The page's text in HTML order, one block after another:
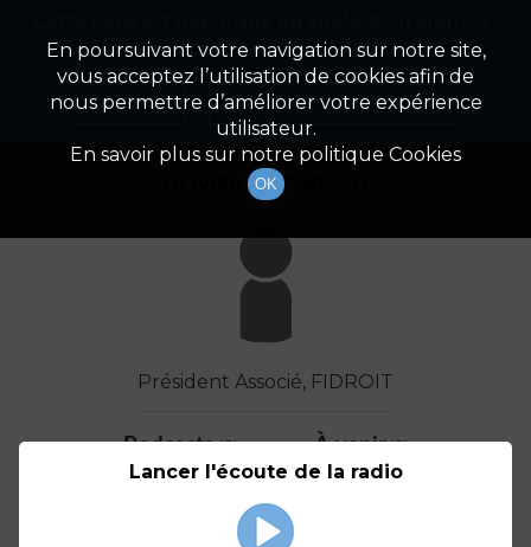
Détail De L'invité(e)
OLIVIER ROZENFELD
Président Associé, FIDROIT
Podcasts À venir
En poursuivant votre navigation sur notre site,
vous acceptez l’utilisation de cookies afin de
nous permettre d’améliorer votre expérience
utilisateur.
En savoir plus sur notre politique Cookies
OK
Appuyez ci-dessous pour l'installer.
Non merci Télécharger l'application
Lancer l'écoute de la radio